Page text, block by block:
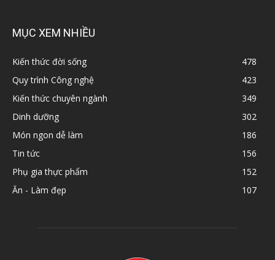
MỤC XEM NHIỀU
Kiến thức đời sống
478
Quy trình Công nghệ
423
Kiến thức chuyên ngành
349
Dinh dưỡng
302
Món ngon dễ làm
186
Tin tức
156
Phụ gia thực phẩm
152
Ăn - Làm đẹp
107